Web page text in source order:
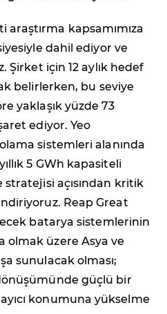
araştırma kapsamımıza
dahil ediyor ve
Şirket için 12 aylık hedef
belirlerken, bu seviye
yaklaşık yüzde 73
ediyor. Yeo
sistemleri alanında
5 GWh kapasiteli
açısından kritik
Reap Great
batarya sistemlerinin
olmak üzere Asya ve
sunulacak olması;
güçlü bir
konumuna yükselme